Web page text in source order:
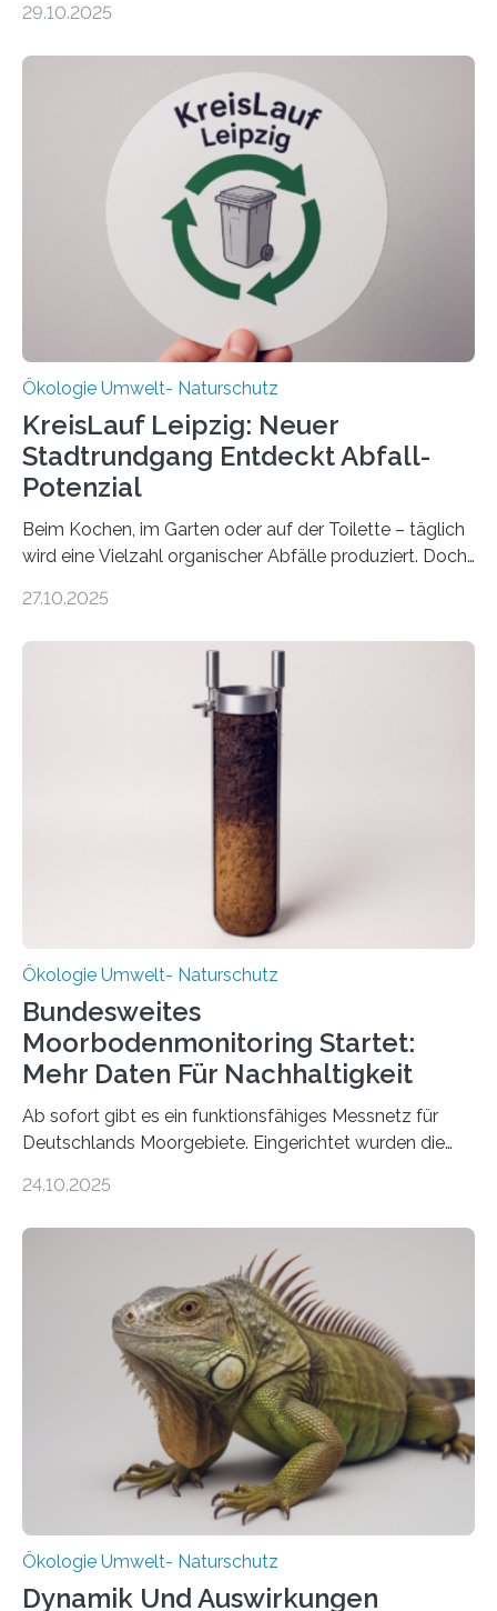
Beobachtungen im Wattenmeer ist nun eine große
Oldenburg befassen sich insbesondere damit, wie ein
Ökosystem gedeiht – und wie sich dieser Prozess
verlässlich prognostizieren lässt. Grünes Licht für
„DynaCom“: Die Deutsche Forschungsgemeinschaft
(DFG) fördert das Anfang 2019 gestartete
Forschungsprojekt an der Universität Oldenburg für
zwei weitere Jahre mit rund 1,2 Millionen Euro. „Wir
freuen uns sehr über…
29.10.2025
Ökologie Umwelt- Naturschutz
KreisLauf Leipzig: Neuer
Stadtrundgang Entdeckt Abfall-
Potenzial
Beim Kochen, im Garten oder auf der Toilette – täglich
wird eine Vielzahl organischer Abfälle produziert. Doch
Potenzial nur dann entfalten können, wenn sie in
Veränderung der Wirtschaft wichtig ist, zeigt der vom
Deutschen Biomasseforschungszentrum und der
Stadtreinigung Leipzig konzipierte und am 24. Oktober
2025 offiziell eingeweihte Stadtrundgang „KreisLauf“. Er
ist ab sofort im Leipziger Stadtgebiet…
27.10.2025
Ökologie Umwelt- Naturschutz
Bundesweites
Moorbodenmonitoring Startet:
Mehr Daten Für Nachhaltigkeit
Ab sofort gibt es ein funktionsfähiges Messnetz für
Deutschlands Moorgebiete. Eingerichtet wurden die
vergangenen fünf Jahren von Wissenschaftlerinnen
heutigen Donnerstag übergeben sie ihren Bericht zur
Aufbauphase an den Auftraggeber, das
Bundesministerium für Landwirtschaft, Ernährung und
Heimat. Braunschweig/Eberswalde (23. Oktober 2025).
Ein Netz aus 155 Messstationen spannt sich neuerdings
über Deutschlands Moorböden. Eingerichtet wurden sie
in den vergangenen fünf Jahren von
Wissenschaftlerinnen und Wissenschaftlern des
Thünen-Instituts für Agrarklimaschutz…
24.10.2025
Ökologie Umwelt- Naturschutz
Dynamik Und Auswirkungen